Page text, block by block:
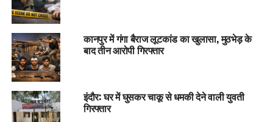
कानपुर में गंगा बैराज लूटकांड का खुलासा, मुठभेड़ के
बाद तीन आरोपी गिरफ्तार
इंदौर: घर में घुसकर चाकू से धमकी देने वाली युवती
गिरफ्तार